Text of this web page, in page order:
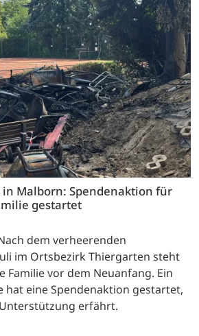
in Malborn: Spendenaktion für
gestartet
dem verheerenden
im Ortsbezirk Thiergarten steht
Familie vor dem Neuanfang. Ein
hat eine Spendenaktion gestartet,
erfährt.